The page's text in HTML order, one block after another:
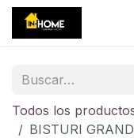
Ir al contenido
Todos los
BISTURI